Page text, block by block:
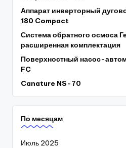
Аппарат инверторный
180 Compact
Система обратного осмоса
расширенная комплектация
Поверхностный насос-
FC
Canature NS-70
По месяцам
Июль 2025